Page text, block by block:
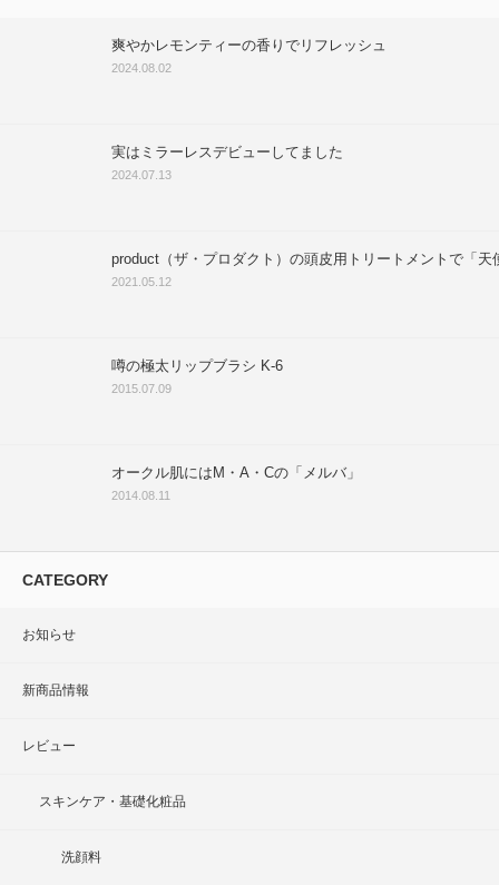
爽やかレモンティーの香りでリフレッシュ
2024.08.02
実はミラーレスデビューしてました
2024.07.13
product（ザ・プロダクト）の頭皮用トリートメントで「天
2021.05.12
噂の極太リップブラシ K-6
2015.07.09
オークル肌にはM・A・Cの「メルバ」
2014.08.11
CATEGORY
お知らせ
新商品情報
レビュー
スキンケア・基礎化粧品
洗顔料